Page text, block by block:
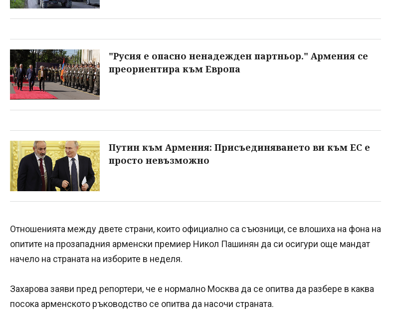
"Русия е опасно ненадежден партньор." Армения се
преориентира към Европа
Путин към Армения: Присъединяването ви към ЕС е
просто невъзможно
Отношенията между двете страни, които официално са съюзници, се влошиха на фона на
опитите на прозападния арменски премиер Никол Пашинян да си осигури още мандат
начело на страната на изборите в неделя.
Захарова заяви пред репортери, че е нормално Москва да се опитва да разбере в каква
посока арменското ръководство се опитва да насочи страната.